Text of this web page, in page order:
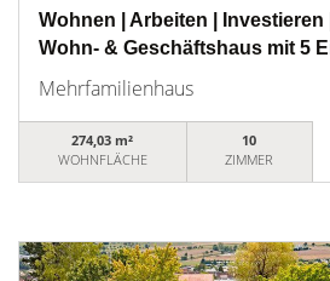
Wohnen | Arbeiten | Investieren
Wohn- & Geschäftshaus mit 5
Mehrfamilienhaus
274,03 m²
WOHNFLÄCHE
10
ZIMMER